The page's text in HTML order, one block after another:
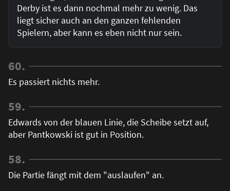
Derby ist es dann nochmal mehr zu wenig. Das
liegt sicher auch an den ganzen fehlenden
Spielern, aber kann es eben nicht nur sein.
60.
Es passiert nichts mehr.
59.
Edwards von der blauen Linie, die Scheibe setzt auf,
aber Pantkowski ist gut in Position.
58.
Die Partie fängt mit dem "auslaufen" an.